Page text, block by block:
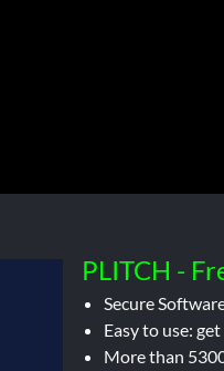
PLITCH -
Secure
Easy to use:
More than